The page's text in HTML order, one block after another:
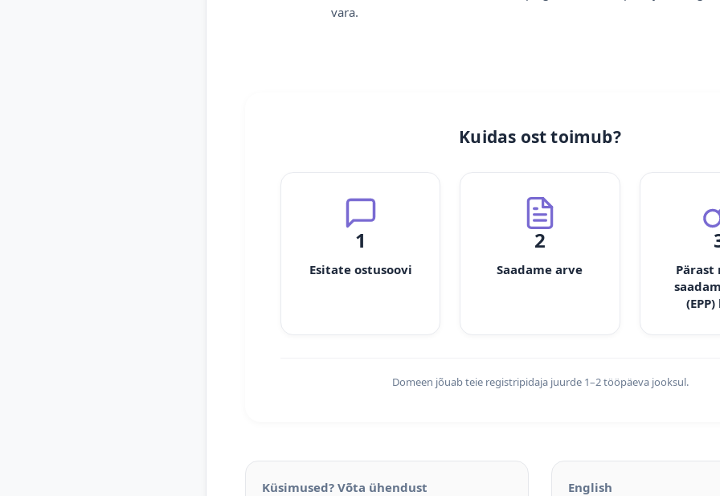
vara.
Kuidas ost toimub?
1
Esitate ostusoovi
2
Saadame arve
Pärast
Domeen jõuab teie registripidaja juurde 1–2 tööpäeva jooksul.
Küsimused? Võta ühendust
English